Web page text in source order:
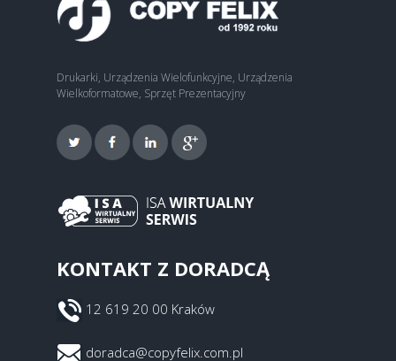
Drukarki, Urządzenia Wielofunkcyjne, Urządzenia
Wielkoformatowe, Sprzęt Prezentacyjny
KONTAKT Z DORADCĄ
12 619 20 00 Kraków
doradca@copyfelix.com.pl